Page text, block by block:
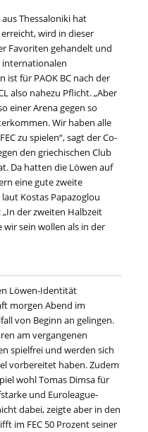
Thessaloniki hat
erreicht, wird in dieser
Favoriten gehandelt und
internationalen
ist für PAOK BC nach der
also nahezu Pflicht. „Aber
einer Arena gegen so
Wir haben alle
zu spielen“, sagt der Co-
den griechischen Club
Da hatten die Löwen auf
eine gute zweite
Kostas Papazoglou
der zweiten Halbzeit
sein wollen als in der
Löwen-Identität
morgen Abend im
von Beginn an gelingen.
am vergangenen
spielfrei und werden sich
vorbereitet haben. Zudem
wohl Tomas Dimsa für
und Euroleague-
dabei, zeigte aber in den
im FEC 50 Prozent seiner